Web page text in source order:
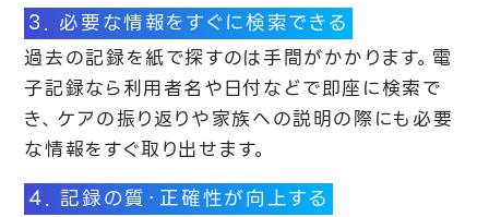
3. 必要な情報をすぐに検索できる
過去の記録を紙で探すのは手間がかかります。電
子記録なら利用者名や日付などで即座に検索で
き、ケアの振り返りや家族への説明の際にも必要
な情報をすぐ取り出せます。
4. 記録の質・正確性が向上する